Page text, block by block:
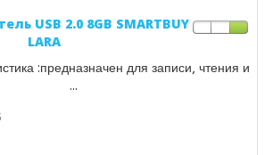
USB 2.0 8GB SMARTBUY
LARA
:предназначен для записи, чтения и
...